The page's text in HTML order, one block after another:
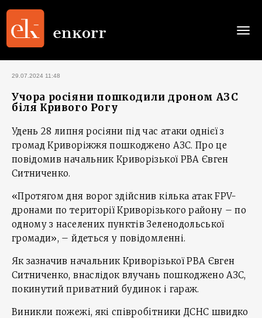
29.07.2024 11:48
Учора росіяни пошкодили дроном АЗС
біля Кривого Рогу
Удень 28 липня росіяни під час атаки однієї з
громад Криворіжжя пошкоджено АЗС. Про це
повідомив начальник Криворізької РВА Євген
Ситниченко.
«Протягом дня ворог здійснив кілька атак FPV-
дронами по території Криворізького району – по
одному з населених пунктів Зеленодольської
громади», – йдеться у повідомленні.
Як зазначив начальник Криворізької РВА Євген
Ситниченко, внаслідок влучань пошкоджено АЗС,
покинутий приватний будинок і гараж.
Виникли пожежі, які співробітники ДСНС швидко